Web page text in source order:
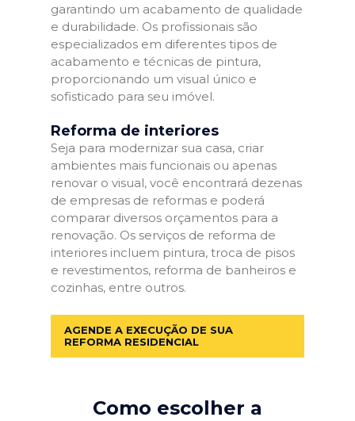
garantindo um acabamento de qualidade
e durabilidade. Os profissionais são
especializados em diferentes tipos de
acabamento e técnicas de pintura,
proporcionando um visual único e
sofisticado para seu imóvel.
Reforma de interiores
Seja para modernizar sua casa, criar
ambientes mais funcionais ou apenas
renovar o visual, você encontrará dezenas
de empresas de reformas e poderá
comparar diversos orçamentos para a
renovação. Os serviços de reforma de
interiores incluem pintura, troca de pisos
e revestimentos, reforma de banheiros e
cozinhas, entre outros.
AGENDE A EXECUÇÃO DE SUA
REFORMA RESIDENCIAL
Como escolher a